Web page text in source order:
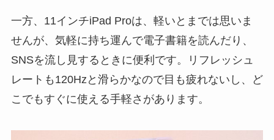
一方、11インチiPad Proは、軽いとまでは思いま
せんが、気軽に持ち運んで電子書籍を読んだり、
SNSを流し見するときに便利です。リフレッシュ
レートも120Hzと滑らかなので目も疲れないし、ど
こでもすぐに使える手軽さがあります。